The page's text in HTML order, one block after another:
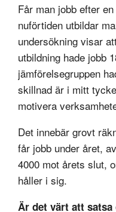
Får man jobb efter
nuförtiden utbildar
undersökning visar
utbildning hade jobb
jämförelsegruppen
skillnad är i mitt
motivera
Det innebär grovt
får jobb under året,
4000 mot årets slut,
håller i sig.
Är det värt att satsa